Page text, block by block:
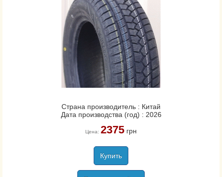
Страна производитель : Китай
Дата производства (год) : 2026
Цена: 2375грн
Купить